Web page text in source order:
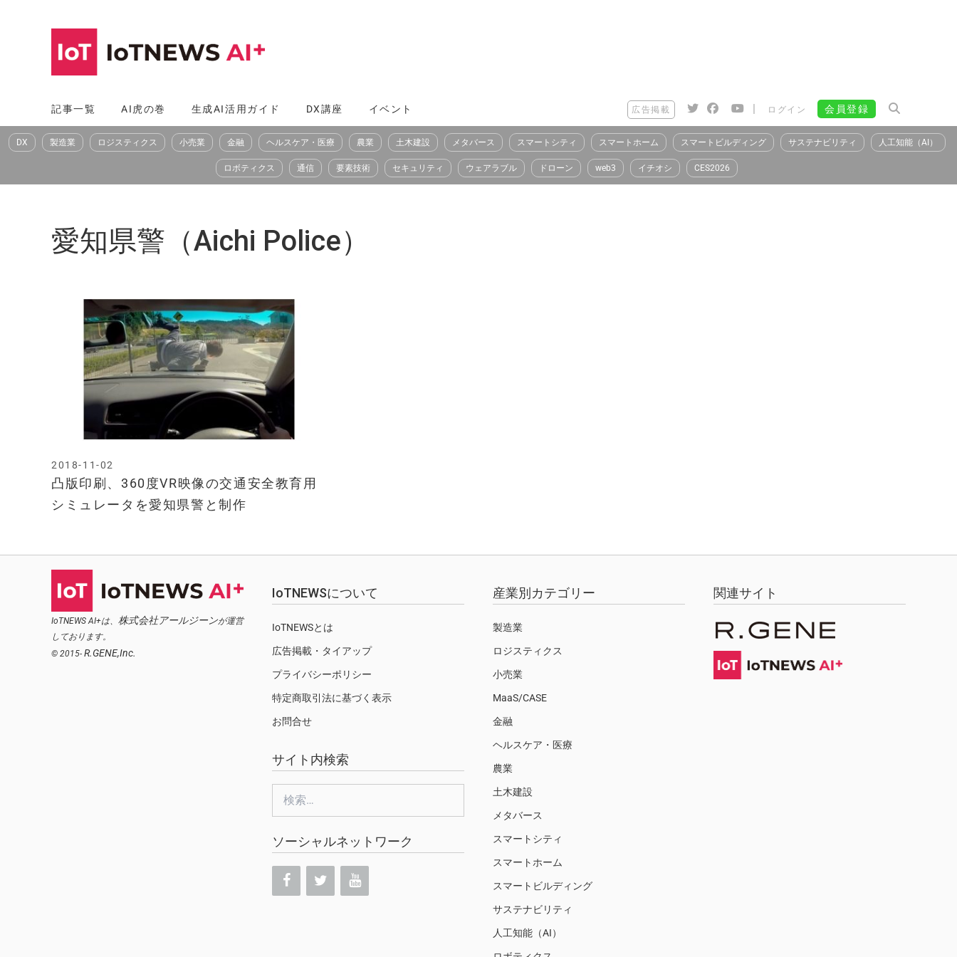
へ
ス
記事一覧 AI虎の巻 生成AI活用ガイド DX講座 イベント 広告掲載 | ログイン 会員登録
DX 製造業 ロジスティクス 小売業 金融 ヘルスケア・医療 農業 土木建設 メタバース スマートシティ スマートホーム スマートビルディング サステナビリティ 人工知能（AI）
ロボティクス 通信 要素技術 セキュリティ ウェアラブル ドローン web3 イチオシ CES2026
愛知県警（Aichi Police）
凸版印刷、360度VR映像の交通安全教育用
シミュレータを愛知県警と制作
2018-11-02
IoTNEWS AI+は、 株式会社アールジーンが運営
しております。
© 2015- R.GENE,Inc.
IoTNEWSについて
IoTNEWSとは
広告掲載・タイアップ
プライバシーポリシー
特定商取引法に基づく表示
お問合せ
サイト内検索
ソーシャルネットワーク
産業別カテゴリー
製造業
ロジスティクス
小売業
MaaS/CASE
金融
ヘルスケア・医療
農業
土木建設
メタバース
スマートシティ
スマートホーム
スマートビルディング
サステナビリティ
人工知能（AI）
関連サイト